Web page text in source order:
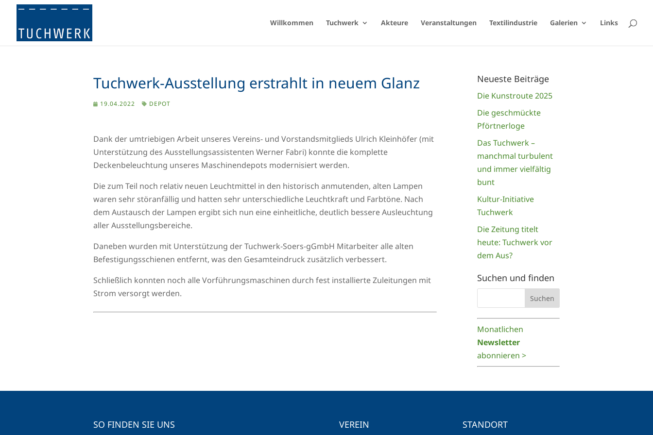
Willkommen Tuchwerk Akteure Veranstaltungen Textilindustrie Galerien Links
Tuchwerk-Ausstellung erstrahlt in neuem Glanz
19.04.2022 DEPOT
Dank der umtriebigen Arbeit unseres Vereins- und Vorstandsmitglieds Ulrich Kleinhöfer (mit
Unterstützung des Ausstellungsassistenten Werner Fabri) konnte die komplette
Deckenbeleuchtung unseres Maschinendepots modernisiert werden.
Die zum Teil noch relativ neuen Leuchtmittel in den historisch anmutenden, alten Lampen
waren sehr störanfällig und hatten sehr unterschiedliche Leuchtkraft und Farbtöne. Nach
dem Austausch der Lampen ergibt sich nun eine einheitliche, deutlich bessere Ausleuchtung
aller Ausstellungsbereiche.
Daneben wurden mit Unterstützung der Tuchwerk-Soers-gGmbH Mitarbeiter alle alten
Befestigungsschienen entfernt, was den Gesamteindruck zusätzlich verbessert.
Schließlich konnten noch alle Vorführungsmaschinen durch fest installierte Zuleitungen mit
Strom versorgt werden.
Neueste Beiträge
Die Kunstroute 2025
Die geschmückte
Pförtnerloge
Das Tuchwerk –
manchmal turbulent
und immer vielfältig
bunt
Kultur-Initiative
Tuchwerk
Die Zeitung titelt
heute: Tuchwerk vor
dem Aus?
Suchen und finden
Monatlichen
Newsletter
abonnieren >
SO FINDEN SIE UNS VEREIN STANDORT